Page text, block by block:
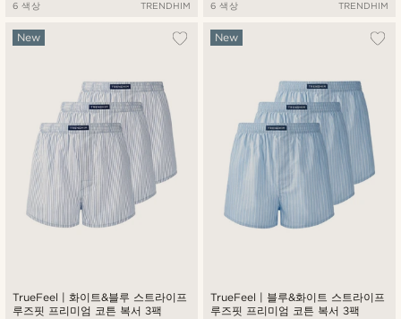
6 색상 TRENDHIM 6 색상 TRENDHIM
TrueFeel | 화이트&블루 스트라이프
루즈핏 프리미엄 코튼 복서 3팩
New
TrueFeel | 블루&화이트 스트라이프
루즈핏 프리미엄 코튼 복서 3팩
New